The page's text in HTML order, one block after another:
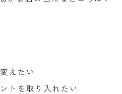
えたい
トを取り入れたい